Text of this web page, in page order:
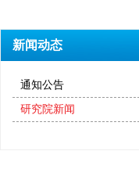
新闻动态
通知公告
研究院新闻